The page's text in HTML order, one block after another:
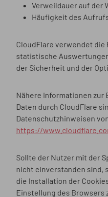
Verweildauer auf der
Häufigkeit des
CloudFlare verwendet
statistische
der Sicherheit und der
Nähere Informationen zur
Daten durch CloudFlare
Datenschutzhinweisen
https://
Sollte der Nutzer mit der
nicht einverstanden sind,
die Installation der
Einstellung des Browsers